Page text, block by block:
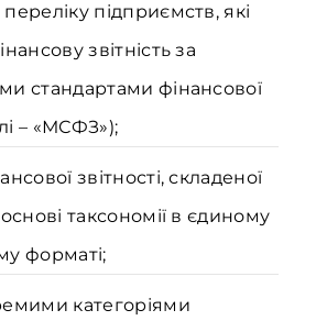
підприємств, які
звітність за
стандартами фінансової
– «МСФЗ»);
звітності, складеної
таксономії в єдиному
форматі;
категоріями